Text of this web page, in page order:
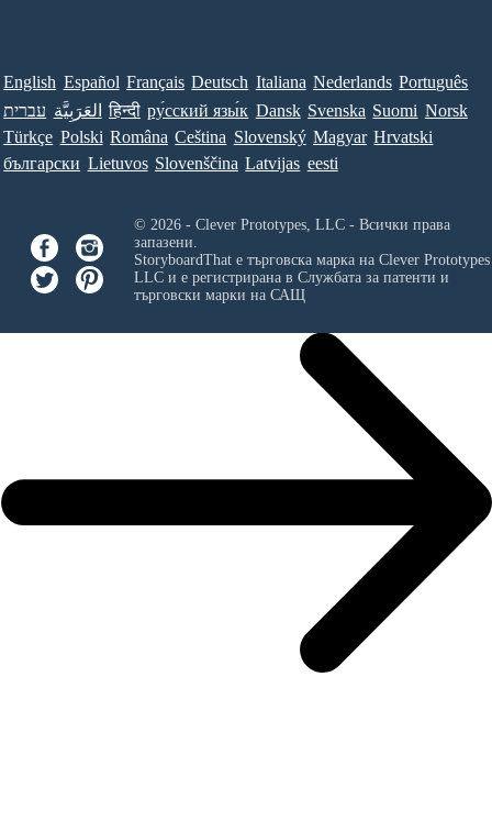
English Español Français Deutsch Italiana Nederlands Português
עברית العَرَبِيَّة हिन्दी ру́сский язы́к Dansk Svenska Suomi Norsk
Türkçe Polski Româna Ceština Slovenský Magyar Hrvatski
български Lietuvos Slovenščina Latvijas eesti
© 2026 - Clever Prototypes, LLC - Всички права
запазени.
StoryboardThat е търговска марка на Clever
LLCи е регистрирана в Службата за патенти и
търговски марки на САЩ